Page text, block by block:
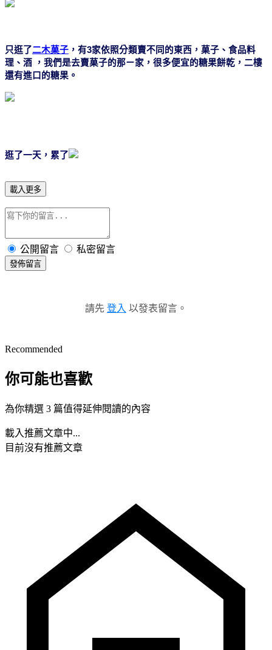
只逛了二木菓子 ，有3家依照分類賣不同的東西，菓子、食品料
理、酒 ， 我們是去賣菓子的那ㄧ家，很多便宜的糖果餅乾，二樓
還有進口的糖果。
逛了一天，累了
載入更多
公開留言 私密留言
發佈留言
請先 登入 以發表留言。
Recommended
你可能也喜歡
為你精選 3 篇值得延伸閱讀的內容
載入推薦文章中...
目前沒有推薦文章